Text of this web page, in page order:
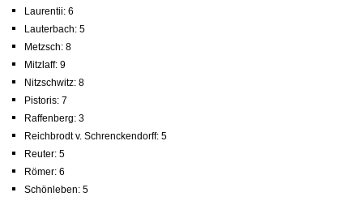
Laurentii: 6
Lauterbach: 5
Metzsch: 8
Mitzlaff: 9
Nitzschwitz: 8
Pistoris: 7
Raffenberg: 3
Reichbrodt v. Schrenckendorff: 5
Reuter: 5
Römer: 6
Schönleben: 5